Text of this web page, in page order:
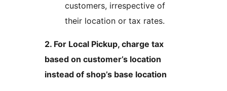
customers, irrespective of
their location or tax rates.
2. For Local Pickup, charge tax
based on customer’s location
instead of shop’s base location